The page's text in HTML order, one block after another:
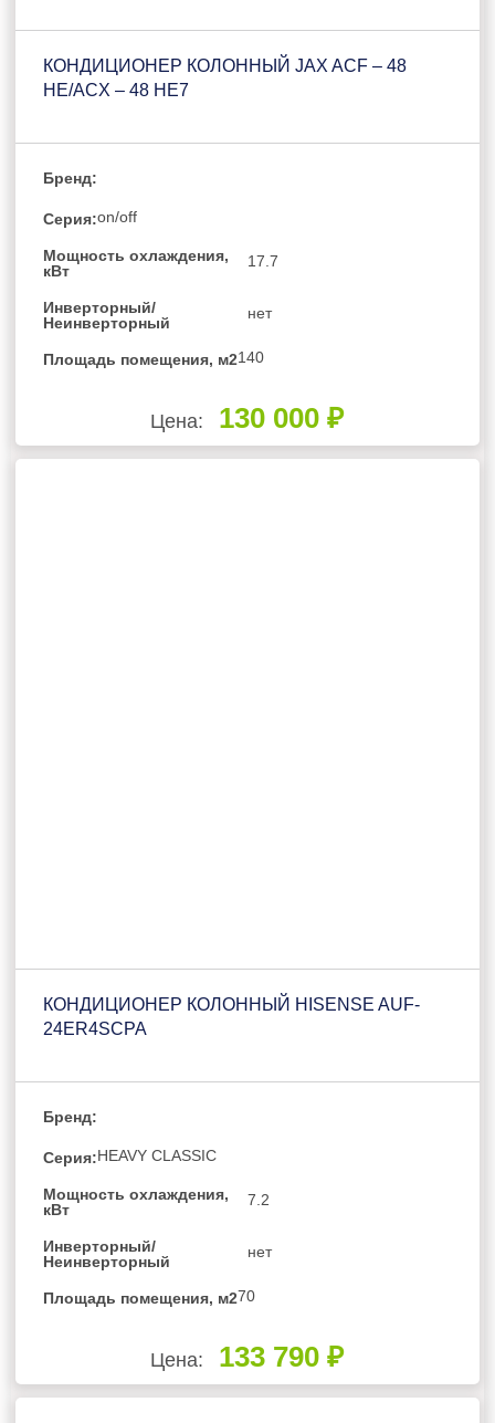
КОНДИЦИОНЕР КОЛОННЫЙ JAX ACF – 48
HE/ACX – 48 HE7
Бренд:
Серия:on/off
Мощность охлаждения,
кВт
17.7
Инверторный/
Неинверторный
нет
Площадь помещения, м2140
Цена: 130 000 ₽
КОНДИЦИОНЕР КОЛОННЫЙ HISENSE AUF-
24ER4SCPA
Бренд:
Серия:HEAVY CLASSIC
Мощность охлаждения,
кВт
7.2
Инверторный/
Неинверторный
нет
Площадь помещения, м270
Цена: 133 790 ₽